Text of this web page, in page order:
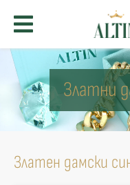
Златни
Златен дамски